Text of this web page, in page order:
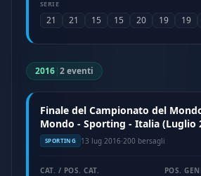
SERIE
21 21 15 15 20 19 19
2016|2 eventi
Finale del Campionato del
Mondo - Sporting - Italia (Luglio
SPORTING 13 lug 2016·200 bersagli
CAT. / POS. CAT. POS.